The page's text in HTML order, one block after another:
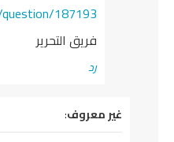
question/187193
فريق التحرير
غير معروف: